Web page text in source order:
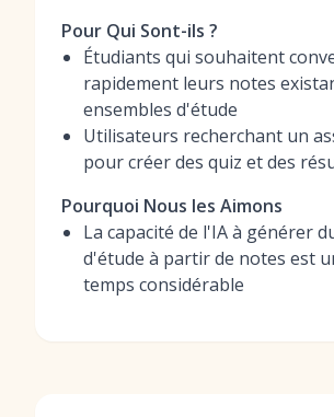
Pour Qui Sont-ils ?
Étudiants qui souhaitent
rapidement leurs notes
ensembles d'étude
Utilisateurs recherchant un
pour créer des quiz et des
Pourquoi Nous les Aimons
La capacité de l'IA à générer
d'étude à partir de notes est
temps considérable